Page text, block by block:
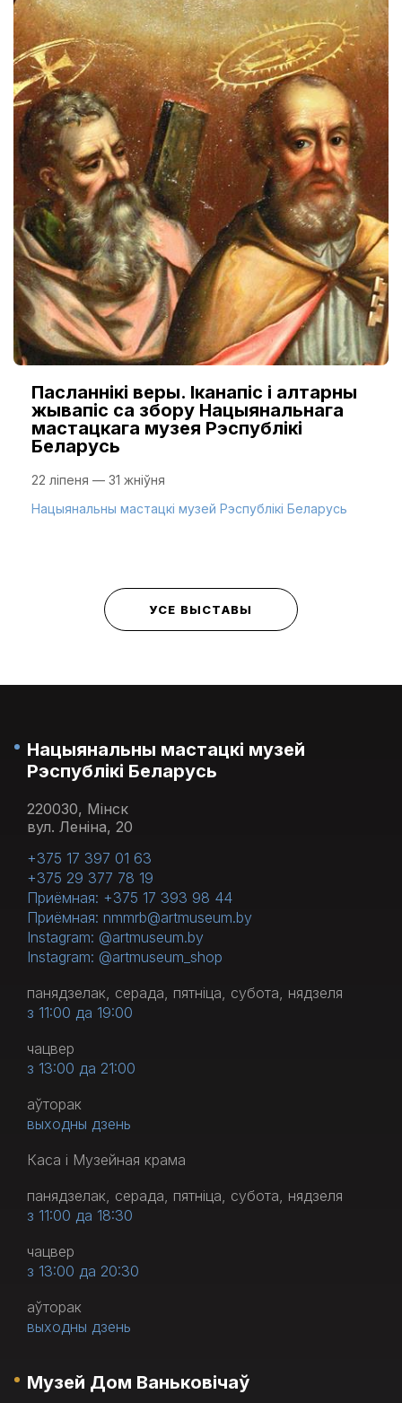
Пасланнікі веры. Іканапіс і алтарны
жывапіс са збору Нацыянальнага
мастацкага музея Рэспублікі
Беларусь
22 ліпеня — 31 жніўня
Нацыянальны мастацкі музей Рэспублікі Беларусь
УСЕ ВЫСТАВЫ
Нацыянальны мастацкі музей
Рэспублікі Беларусь
220030, Мінск
вул. Леніна, 20
+375 17 397 01 63
+375 29 377 78 19
Приёмная: +375 17 393 98 44
Приёмная: nmmrb@artmuseum.by
Instagram: @artmuseum.by
Instagram: @artmuseum_shop
панядзелак, серада, пятніца, субота, нядзеля
з 11:00 да 19:00
чацвер
з 13:00 да 21:00
аўторак
выходны дзень
Каса і Музейная крама
панядзелак, серада, пятніца, субота, нядзеля
з 11:00 да 18:30
чацвер
з 13:00 да 20:30
аўторак
выходны дзень
Музей Дом Ваньковічаў